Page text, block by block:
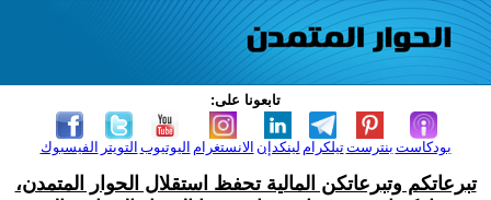
تابعونا على:
الفيسبوك التويتر اليوتيوب الانستغرام لينكدإن تيلكرامبنترست بودكاست
تبرعاتكم وتبرعاتكن المالية تحفظ استقلال الحوار المتمدن،